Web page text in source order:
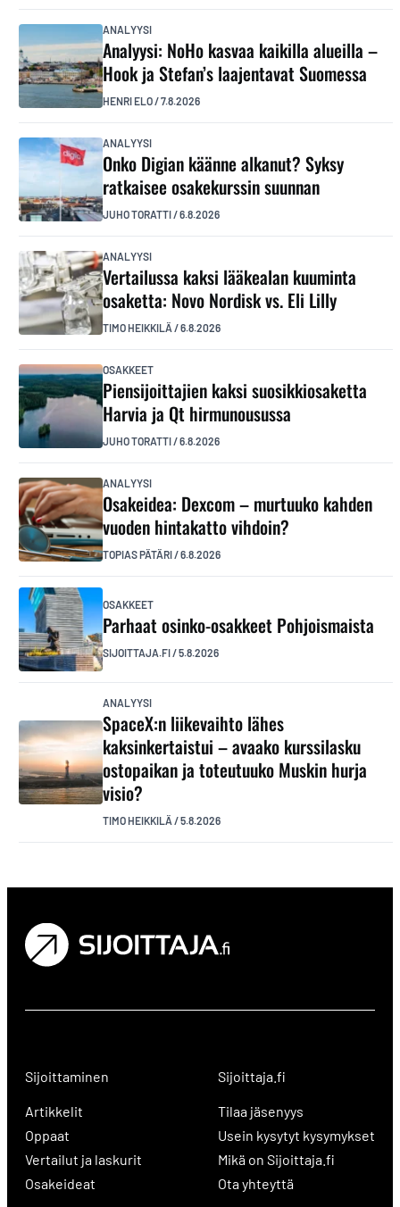
ANALYYSI
Analyysi: NoHo kasvaa kaikilla alueilla –
Hook ja Stefan’s laajentavat Suomessa
HENRI ELO/7.8.2026
ANALYYSI
Onko Digian käänne alkanut? Syksy
ratkaisee osakekurssin suunnan
JUHO TORATTI/6.8.2026
ANALYYSI
Vertailussa kaksi lääkealan kuuminta
osaketta: Novo Nordisk vs. Eli Lilly
TIMO HEIKKILÄ /6.8.2026
OSAKKEET
Piensijoittajien kaksi suosikkiosaketta
Harvia ja Qt hirmunousussa
JUHO TORATTI/6.8.2026
ANALYYSI
Osakeidea: Dexcom – murtuuko kahden
vuoden hintakatto vihdoin?
TOPIAS PÄTÄRI/6.8.2026
OSAKKEET
Parhaat osinko-osakkeet Pohjoismaista
SIJOITTAJA.FI/5.8.2026
ANALYYSI
SpaceX:n liikevaihto lähes
kaksinkertaistui – avaako kurssilasku
ostopaikan ja toteutuuko Muskin hurja
visio?
TIMO HEIKKILÄ /5.8.2026
Sijoittaminen
Artikkelit
Oppaat
Vertailut ja laskurit
Osakeideat
Sijoittaja.fi
Tilaa jäsenyys
Usein kysytyt kysymykset
Mikä on Sijoittaja.fi
Ota yhteyttä